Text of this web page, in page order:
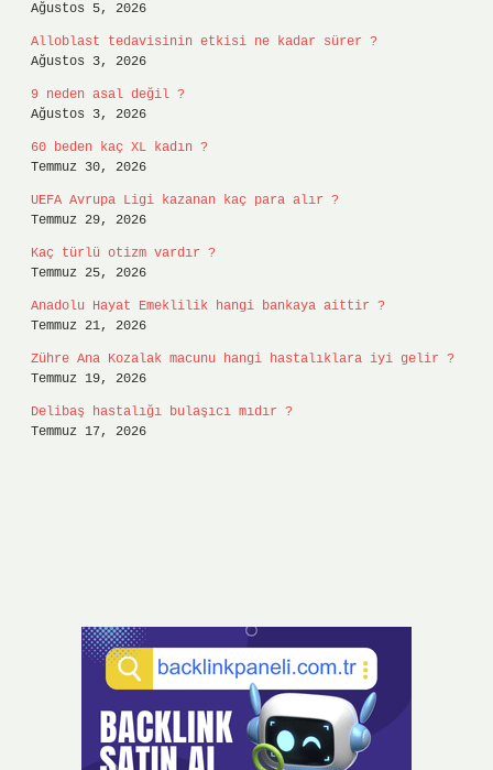
Ağustos 5, 2026
Alloblast tedavisinin etkisi ne kadar sürer ?
Ağustos 3, 2026
9 neden asal değil ?
Ağustos 3, 2026
60 beden kaç XL kadın ?
Temmuz 30, 2026
UEFA Avrupa Ligi kazanan kaç para alır ?
Temmuz 29, 2026
Kaç türlü otizm vardır ?
Temmuz 25, 2026
Anadolu Hayat Emeklilik hangi bankaya aittir ?
Temmuz 21, 2026
Zühre Ana Kozalak macunu hangi hastalıklara iyi gelir ?
Temmuz 19, 2026
Delibaş hastalığı bulaşıcı mıdır ?
Temmuz 17, 2026